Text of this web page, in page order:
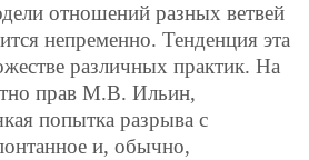
отношений разных ветвей
непременно. Тенденция эта
различных практик. На
прав М.В. Ильин,
попытка разрыва с
и, обычно,